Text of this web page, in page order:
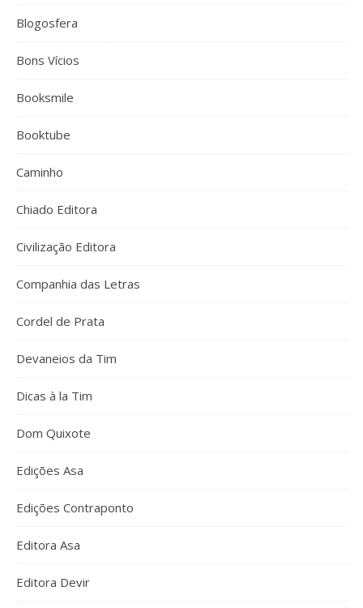
Blogosfera
Bons Vícios
Booksmile
Booktube
Caminho
Chiado Editora
Civilização Editora
Companhia das Letras
Cordel de Prata
Devaneios da Tim
Dicas à la Tim
Dom Quixote
Edições Asa
Edições Contraponto
Editora Asa
Editora Devir